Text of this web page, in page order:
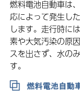
燃料電池自動車は
応によって発生し
します。走行時に
素や大気汚染の原
スを出さず、水の
す。